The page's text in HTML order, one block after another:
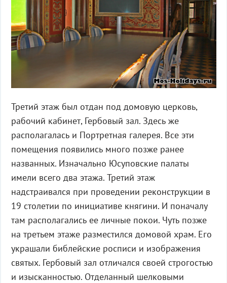
Третий этаж был отдан под домовую церковь,
рабочий кабинет, Гербовый зал. Здесь же
располагалась и Портретная галерея. Все эти
помещения появились много позже ранее
названных. Изначально Юсуповские палаты
имели всего два этажа. Третий этаж
надстраивался при проведении реконструкции в
19 столетии по инициативе княгини. И поначалу
там располагались ее личные покои. Чуть позже
на третьем этаже разместился домовой храм. Его
украшали библейские росписи и изображения
святых. Гербовый зал отличался своей строгостью
и изысканностью. Отделанный шелковыми